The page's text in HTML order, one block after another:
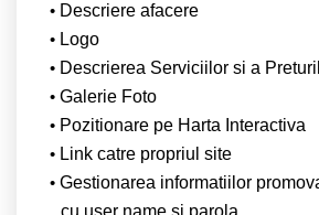
Descriere afacere
Logo
Descrierea Serviciilor si a
Galerie Foto
Pozitionare pe Harta Interactiva
Link catre propriul site
Gestionarea informatiilor
cu user name si parola